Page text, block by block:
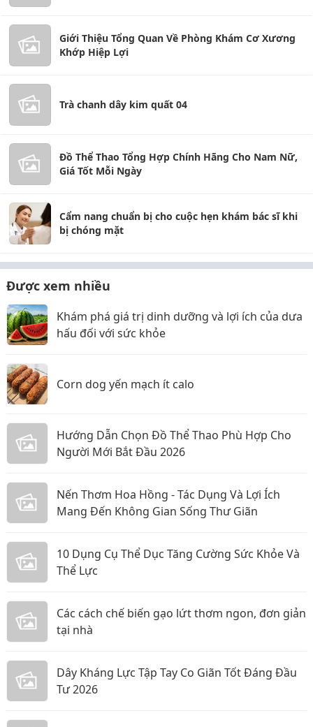
Giới Thiệu Tổng Quan Về Phòng Khám Cơ Xương
Khớp Hiệp Lợi
Trà chanh dây kim quất 04
Đồ Thể Thao Tổng Hợp Chính Hãng Cho Nam Nữ,
Giá Tốt Mỗi Ngày
Cẩm nang chuẩn bị cho cuộc hẹn khám bác sĩ khi
bị chóng mặt
Được xem nhiều
Khám phá giá trị dinh dưỡng và lợi ích của dưa
hấu đối với sức khỏe
Corn dog yến mạch ít calo
Hướng Dẫn Chọn Đồ Thể Thao Phù Hợp Cho
Người Mới Bắt Đầu 2026
Nến Thơm Hoa Hồng - Tác Dụng Và Lợi Ích
Mang Đến Không Gian Sống Thư Giãn
10 Dụng Cụ Thể Dục Tăng Cường Sức Khỏe Và
Thể Lực
Các cách chế biến gạo lứt thơm ngon, đơn giản
tại nhà
Dây Kháng Lực Tập Tay Co Giãn Tốt Đáng Đầu
Tư 2026